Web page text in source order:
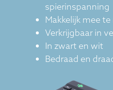
spierinspanning
Makkelijk mee
Verkrijgbaar in
In zwart en wit
Bedraad en